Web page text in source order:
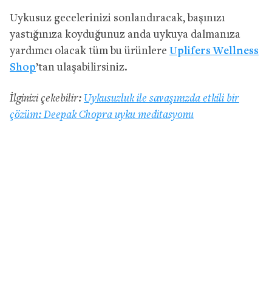
Uykusuz gecelerinizi sonlandıracak, başınızı
yastığınıza koyduğunuz anda uykuya dalmanıza
yardımcı olacak tüm bu ürünlere Uplifers Wellness
Shop’tan ulaşabilirsiniz.
İlginizi çekebilir: Uykusuzluk ile savaşınızda etkili bir
çözüm: Deepak Chopra uyku meditasyonu